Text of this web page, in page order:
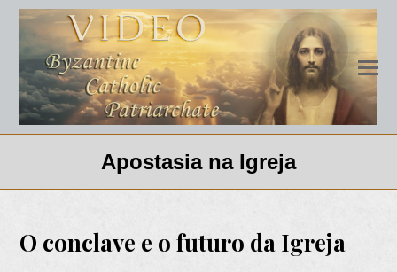
Apostasia na Igreja
O conclave e o futuro da Igreja